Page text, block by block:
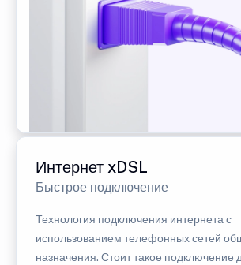
Интернет xDSL
Быстрое подключение
Технология подключения интернета с
использованием телефонных сетей
назначения. Стоит такое подключение